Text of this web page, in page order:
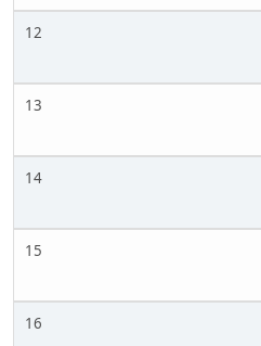
12
13
14
15
16